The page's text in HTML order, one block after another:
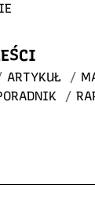
ARTYKUŁ /
/